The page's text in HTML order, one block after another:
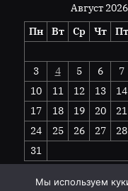
Август 2026
Пн
Вт Ср Чт Пт
3
4 5 6 7
10
11 12 13 14
17
18 19 20 21
24
25 26 27 28
31
Мы используем